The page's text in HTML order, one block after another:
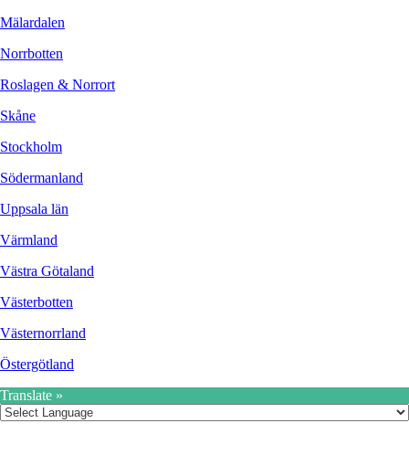
Mälardalen
Norrbotten
Roslagen & Norrort
Skåne
Stockholm
Södermanland
Uppsala län
Värmland
Västra Götaland
Västerbotten
Västernorrland
Östergötland
Translate »